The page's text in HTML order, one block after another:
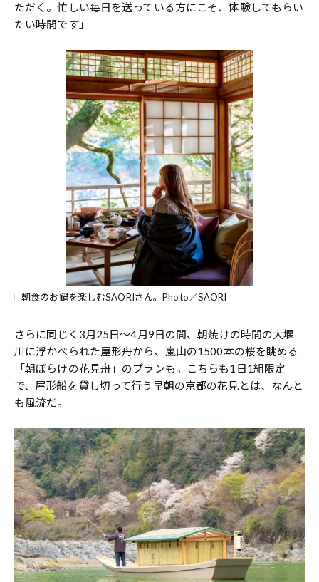
ただく。忙しい毎日を送っている方にこそ、体験してもらい
たい時間です」
朝食のお鍋を楽しむSAORIさん。Photo／SAORI
さらに同じく3月25日〜4月9日の間、朝焼けの時間の大堰
川に浮かべられた屋形舟から、嵐山の1500本の桜を眺める
「朝ぼらけの花見舟」のプランも。こちらも1日1組限定
で、屋形船を貸し切って行う早朝の京都の花見とは、なんと
も風流だ。